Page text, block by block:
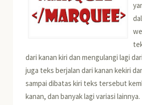
dari kanan kiri dan mengulangi lagi
juga teks berjalan dari kanan kekiri
sampai dibatas kiri teks tersebut
kanan, dan banyak lagi variasi lainnya.